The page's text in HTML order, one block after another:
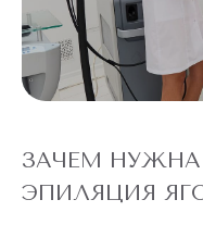
ЛАЗЕРНАЯ
ЭПИЛЯЦИЯ
"ВСЕ ТЕЛО"
Александритовый
подмышки, малая
зона) действует
клиентов
ЗАЧЕМ НУЖНА
ЭПИЛЯЦИЯ